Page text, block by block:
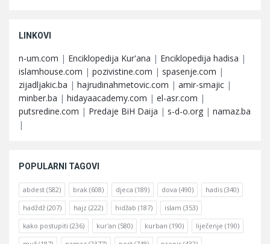
LINKOVI
n-um.com | Enciklopedija Kur'ana | Enciklopedija hadisa |
islamhouse.com | pozivistine.com | spasenje.com |
zijadljakic.ba | hajrudinahmetovic.com | amir-smajic |
minber.ba | hidayaacademy.com | el-asr.com |
putsredine.com | Predaje BiH Daija | s-d-o.org | namaz.ba
|
POPULARNI TAGOVI
abdest (582) brak (608) djeca (189) dova (490) hadis (340)
hadždž (207) hajz (222) hidžab (187) islam (353)
kako postupiti (236) kur'an (580) kurban (190) liječenje (190)